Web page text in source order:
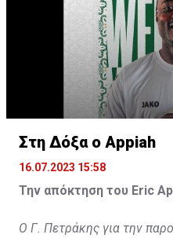
Στη Δόξα ο Appiah
16.07.2023 15:58
Την απόκτηση του Eric
Ο Γ. Πετράκης για την